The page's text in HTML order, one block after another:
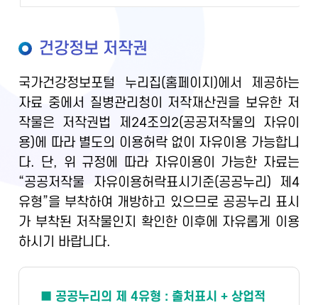
건강정보 저작권
국가건강정보포털 누리집(홈페이지)에서 제공하는
자료 중에서 질병관리청이 저작재산권을 보유한 저
작물은 저작권법 제24조의2(공공저작물의 자유이
용)에 따라 별도의 이용허락 없이 자유이용 가능합니
다. 단, 위 규정에 따라 자유이용이 가능한 자료는
“공공저작물 자유이용허락표시기준(공공누리) 제4
유형”을 부착하여 개방하고 있으므로 공공누리 표시
가 부착된 저작물인지 확인한 이후에 자유롭게 이용
하시기 바랍니다.
■ 공공누리의 제 4유형 : 출처표시 + 상업적